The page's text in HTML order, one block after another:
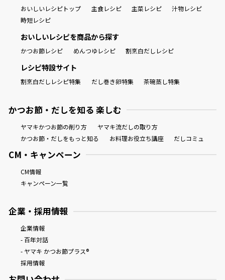
おいしいレシピトップ 主食レシピ 主菜レシピ
汁物レシピ
時短レシピ
おいしいレシピを商品から探す
かつお節レシピ めんつゆレシピ 割烹白だしレシピ
レシピ特設サイト
割烹白だしレシピ特集 だし巻き卵特集 茶碗蒸し特集
かつお節・だしを知る 楽しむ
ヤマキかつお節の削り方
ヤマキ流だしの取り方
かつお節・だしをもっと知る
お料理お役立ち講座 だしコミュ
CM・キャンペーン
CM情報
キャンペーン一覧
企業・採用情報
企業情報
- 百年対話
- ヤマキ かつお節プラス®
採用情報